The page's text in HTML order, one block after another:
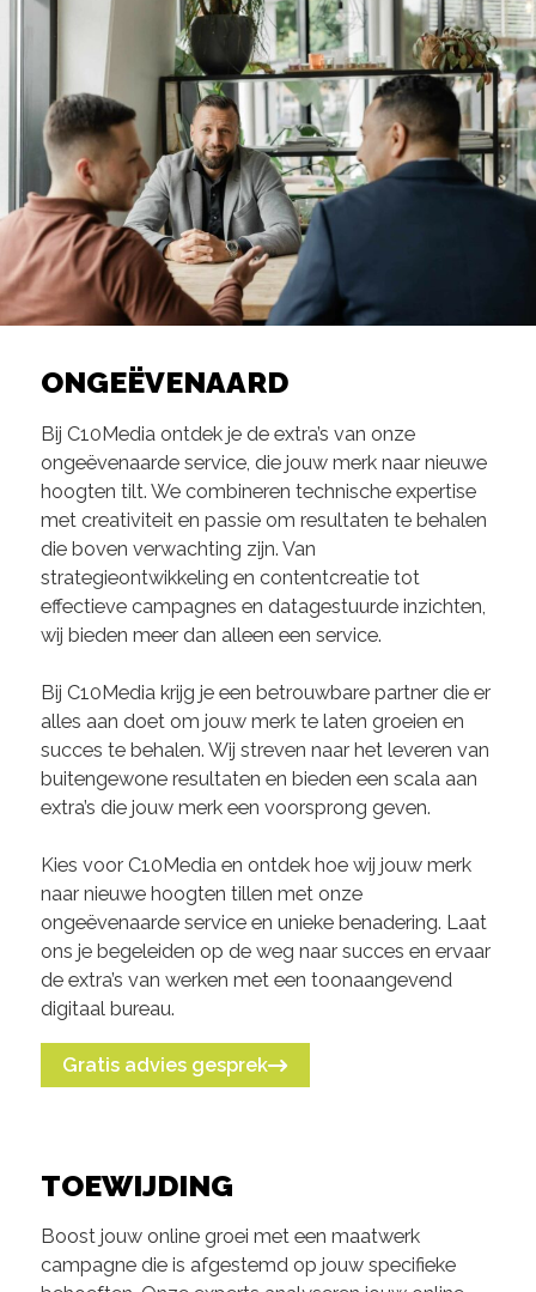
ONGEËVENAARD
Bij C10Media ontdek je de extra’s van onze
ongeëvenaarde service, die jouw merk naar nieuwe
hoogten tilt. We combineren technische expertise
met creativiteit en passie om resultaten te behalen
die boven verwachting zijn. Van
strategieontwikkeling en contentcreatie tot
effectieve campagnes en datagestuurde inzichten,
wij bieden meer dan alleen een service.
Bij C10Media krijg je een betrouwbare partner die er
alles aan doet om jouw merk te laten groeien en
succes te behalen. Wij streven naar het leveren van
buitengewone resultaten en bieden een scala aan
extra’s die jouw merk een voorsprong geven.
Kies voor C10Media en ontdek hoe wij jouw merk
naar nieuwe hoogten tillen met onze
ongeëvenaarde service en unieke benadering. Laat
ons je begeleiden op de weg naar succes en ervaar
de extra’s van werken met een toonaangevend
digitaal bureau.
Gratis advies gesprek
TOEWIJDING
Boost jouw online groei met een maatwerk
campagne die is afgestemd op jouw specifieke